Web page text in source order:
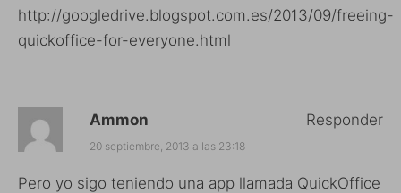
http://googledrive.blogspot.com.es/2013/09/freeing-
quickoffice-for-everyone.html
Ammon
20 septiembre, 2013 a las 23:18
Pero yo sigo teniendo una app llamada QuickOffice
Responder